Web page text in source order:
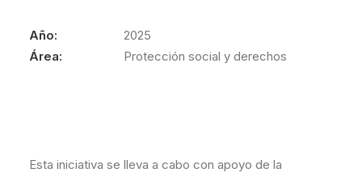
Año:
2025
Área:
Protección social y derechos
Esta iniciativa se lleva a cabo con apoyo de la